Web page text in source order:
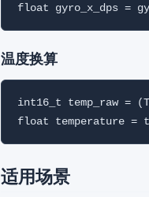
温度换算
int16_t temp_raw =
适用场景